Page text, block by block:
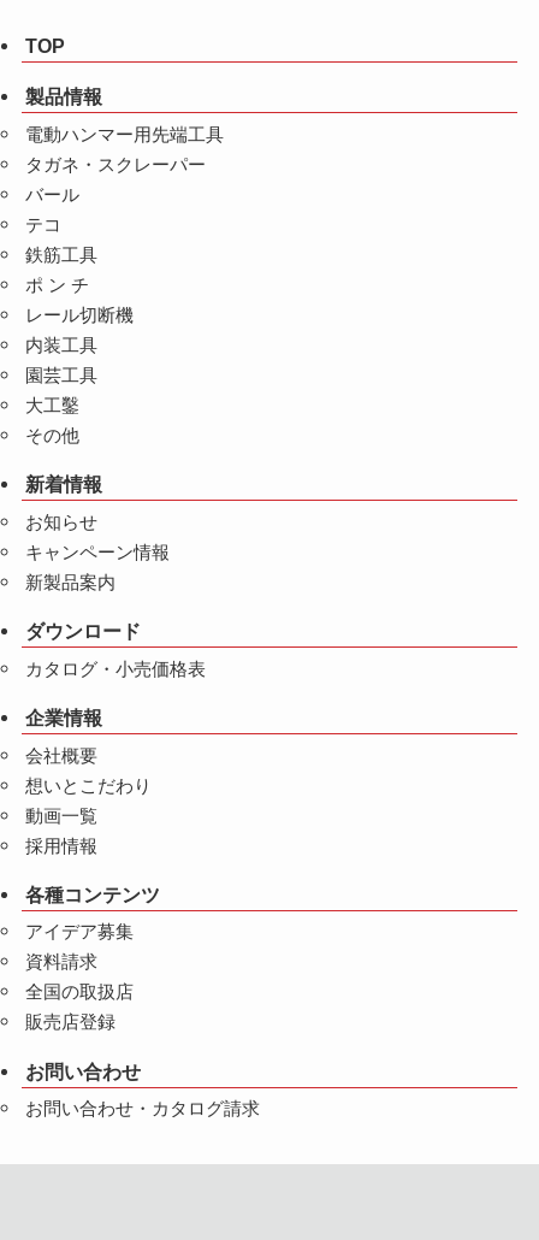
TOP
製品情報
電動ハンマー用先端工具
タガネ・スクレーパー
バール
テコ
鉄筋工具
ポ ン チ
レール切断機
内装工具
園芸工具
大工鑿
その他
新着情報
お知らせ
キャンペーン情報
新製品案内
ダウンロード
カタログ・小売価格表
企業情報
会社概要
想いとこだわり
動画一覧
採用情報
各種コンテンツ
アイデア募集
資料請求
全国の取扱店
販売店登録
お問い合わせ
お問い合わせ・カタログ請求